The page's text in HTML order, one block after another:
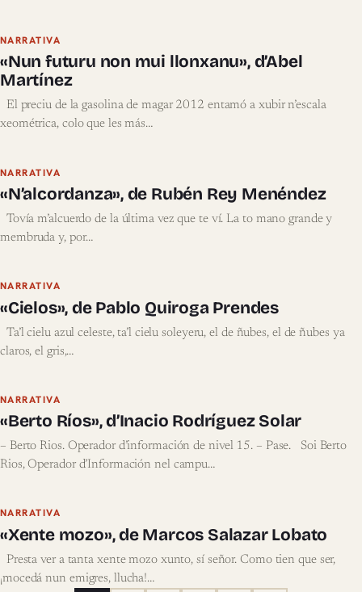
NARRATIVA
«Nun futuru non mui llonxanu», d’Abel
Martínez
El preciu de la gasolina de magar 2012 entamó a xubir n’escala
xeométrica, colo que les más…
NARRATIVA
«N’alcordanza», de Rubén Rey Menéndez
Tovía m’alcuerdo de la última vez que te ví. La to mano grande y
membruda y, por…
NARRATIVA
«Cielos», de Pablo Quiroga Prendes
Ta’l cielu azul celeste, ta’l cielu soleyeru, el de ñubes, el de ñubes ya
claros, el gris,…
NARRATIVA
«Berto Ríos», d’Inacio Rodríguez Solar
– Berto Rios. Operador d’información de nivel 15. – Pase. Soi Berto
Rios, Operador d’Información nel campu…
NARRATIVA
«Xente mozo», de Marcos Salazar Lobato
Presta ver a tanta xente mozo xunto, sí señor. Como tien que ser,
¡mocedá nun emigres, llucha!…